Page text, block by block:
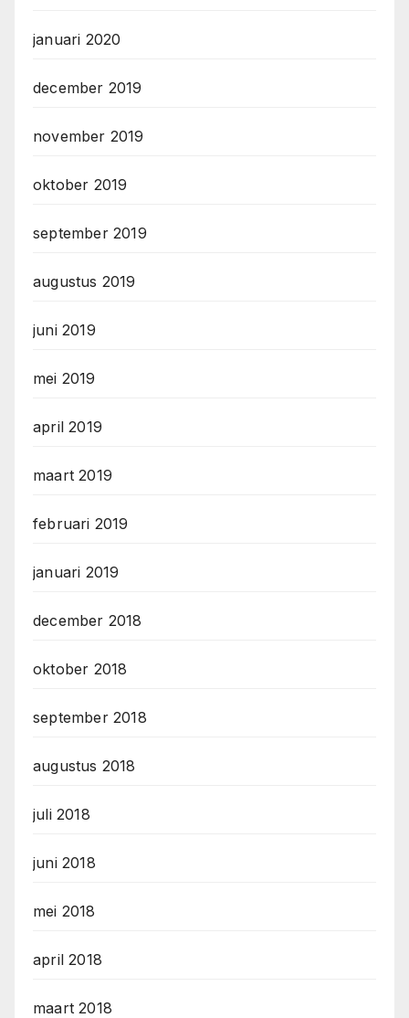
januari 2020
december 2019
november 2019
oktober 2019
september 2019
augustus 2019
juni 2019
mei 2019
april 2019
maart 2019
februari 2019
januari 2019
december 2018
oktober 2018
september 2018
augustus 2018
juli 2018
juni 2018
mei 2018
april 2018
maart 2018